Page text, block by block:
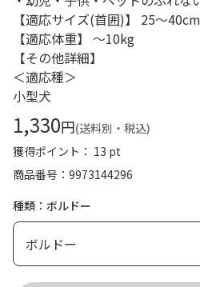
【適応サイズ(首囲)】 25～40cm
【適応体重】 ～10kg
【その他詳細】
＜適応種＞
小型犬
1,330円(送料別・税込)
獲得ポイント： 13 pt
商品番号
9973144296
種類：ボルドー